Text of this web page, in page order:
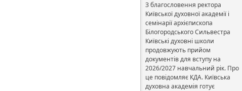
З благословення ректора
Київської духовної академії і
семінарії архієпископа
Білогородського Сильвестра
Київські духовні школи
продовжують прийом
документів для вступу на
2026/2027 навчальний рік. Про
це повідомляє КДА. Київська
духовна академія готує